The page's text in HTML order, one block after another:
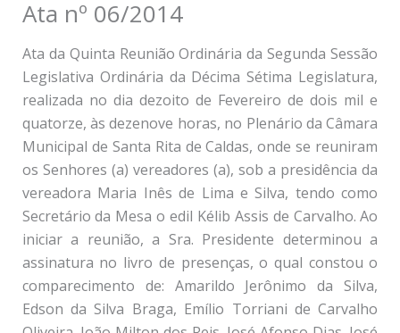
Ata nº 06/2014
Ata da Quinta Reunião Ordinária da Segunda Sessão
Legislativa Ordinária da Décima Sétima Legislatura,
realizada no dia dezoito de Fevereiro de dois mil e
quatorze, às dezenove horas, no Plenário da Câmara
Municipal de Santa Rita de Caldas, onde se reuniram
os Senhores (a) vereadores (a), sob a presidência da
vereadora Maria Inês de Lima e Silva, tendo como
Secretário da Mesa o edil Kélib Assis de Carvalho. Ao
iniciar a reunião, a Sra. Presidente determinou a
assinatura no livro de presenças, o qual constou o
comparecimento de: Amarildo Jerônimo da Silva,
Edson da Silva Braga, Emílio Torriani de Carvalho